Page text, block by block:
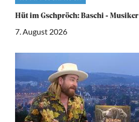
category
Hüt im Gschpröch: Baschi - Musiker
7. August 2026